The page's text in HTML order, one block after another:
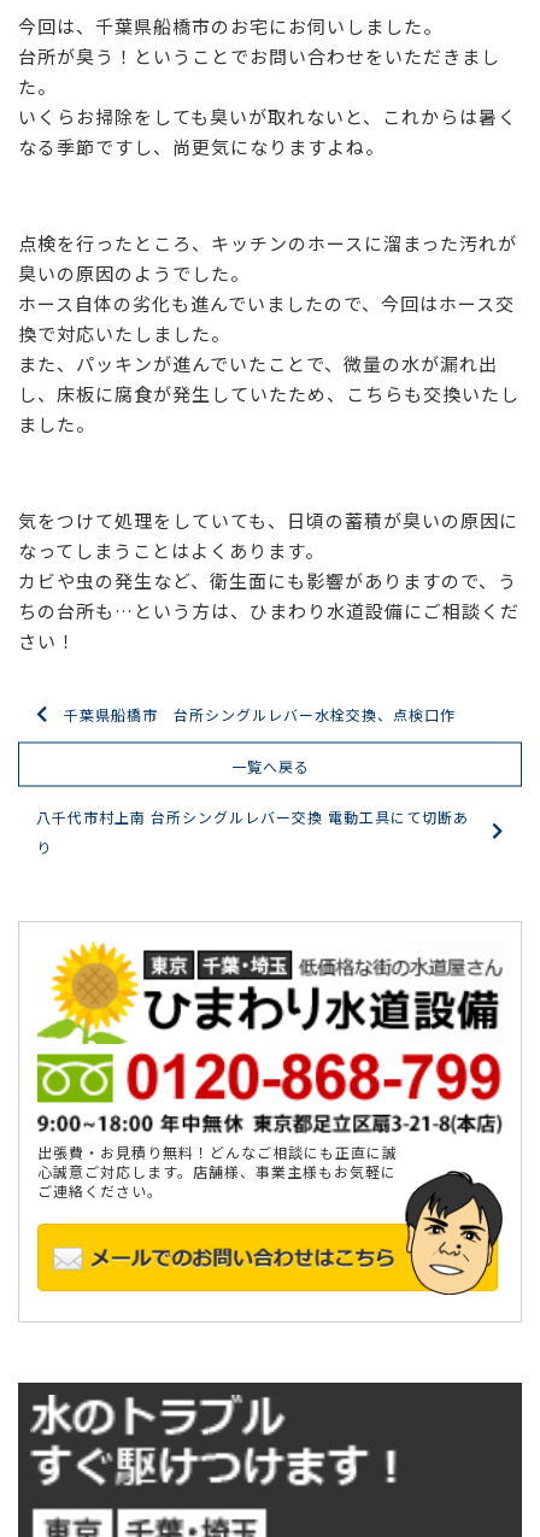
今回は、千葉県船橋市のお宅にお伺いしました。
台所が臭う！ということでお問い合わせをいただきまし
た。
いくらお掃除をしても臭いが取れないと、これからは暑く
なる季節ですし、尚更気になりますよね。
点検を行ったところ、キッチンのホースに溜まった汚れが
臭いの原因のようでした。
ホース自体の劣化も進んでいましたので、今回はホース交
換で対応いたしました。
また、パッキンが進んでいたことで、微量の水が漏れ出
し、床板に腐食が発生していたため、こちらも交換いたし
ました。
気をつけて処理をしていても、日頃の蓄積が臭いの原因に
なってしまうことはよくあります。
カビや虫の発生など、衛生面にも影響がありますので、う
ちの台所も…という方は、ひまわり水道設備にご相談くだ
さい！
千葉県船橋市 台所シングルレバー水栓交換、点検口作
一覧へ戻る
八千代市村上南 台所シングルレバー交換 電動工具にて切断あ
り
出張費・お見積り無料！どんなご相談にも正直に誠
心誠意ご対応します。店舗様、事業主様もお気軽に
ご連絡ください。